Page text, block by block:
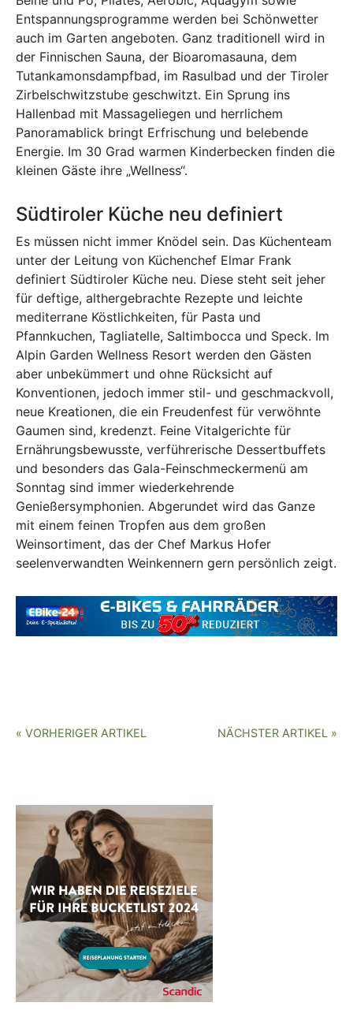
Entspannungsprogramme werden bei Schönwetter
auch im Garten angeboten. Ganz traditionell wird in
der Finnischen Sauna, der Bioaromasauna, dem
Tutankamonsdampfbad, im Rasulbad und der Tiroler
Zirbelschwitzstube geschwitzt. Ein Sprung ins
Hallenbad mit Massageliegen und herrlichem
Panoramablick bringt Erfrischung und belebende
Energie. Im 30 Grad warmen Kinderbecken finden die
kleinen Gäste ihre „Wellness“.
Südtiroler Küche neu definiert
Es müssen nicht immer Knödel sein. Das Küchenteam
unter der Leitung von Küchenchef Elmar Frank
definiert Südtiroler Küche neu. Diese steht seit jeher
für deftige, althergebrachte Rezepte und leichte
mediterrane Köstlichkeiten, für Pasta und
Pfannkuchen, Tagliatelle, Saltimbocca und Speck. Im
Alpin Garden Wellness Resort werden den Gästen
aber unbekümmert und ohne Rücksicht auf
Konventionen, jedoch immer stil- und geschmackvoll,
neue Kreationen, die ein Freudenfest für verwöhnte
Gaumen sind, kredenzt. Feine Vitalgerichte für
Ernährungsbewusste, verführerische Dessertbuffets
und besonders das Gala-Feinschmeckermenü am
Sonntag sind immer wiederkehrende
Genießersymphonien. Abgerundet wird das Ganze
mit einem feinen Tropfen aus dem großen
Weinsortiment, das der Chef Markus Hofer
seelenverwandten Weinkennern gern persönlich zeigt.
NÄCHSTER ARTIKEL »
« VORHERIGER ARTIKEL